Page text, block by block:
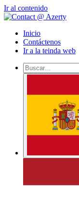
Ir al contenido
Inicio
Contáctenos
Ir a la teinda web